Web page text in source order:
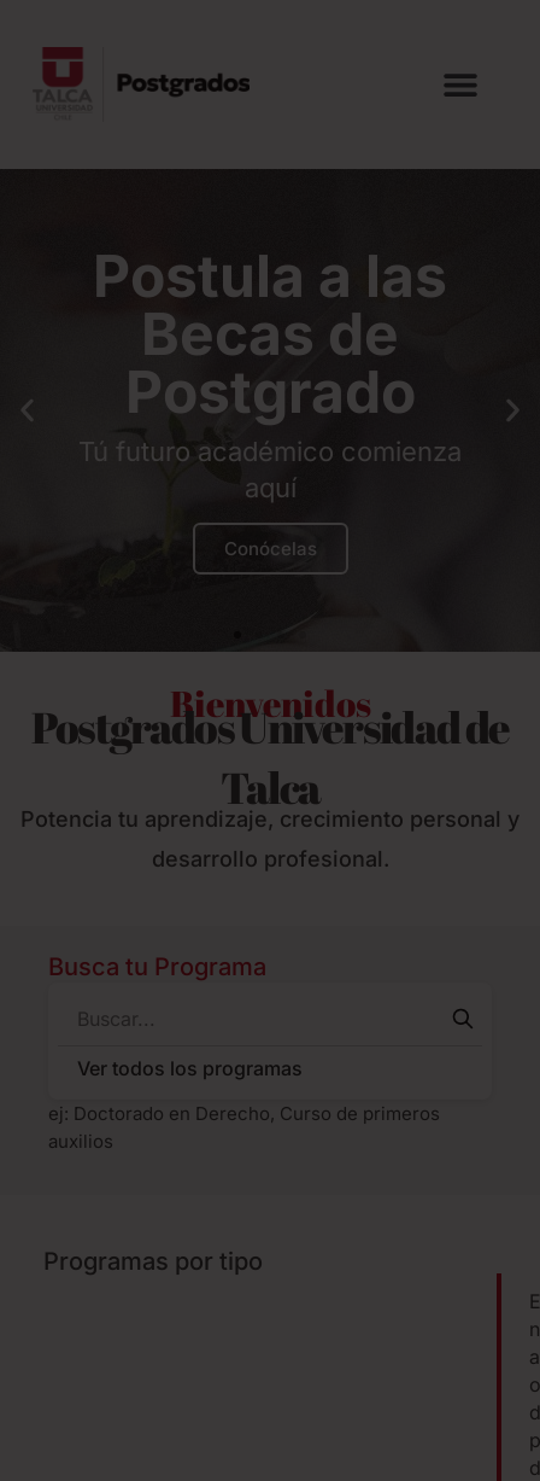
a las
de
académico comienza
Bienvenidos
Postgrados Universidad de
Talca
Potencia tu aprendizaje, crecimiento personal y
desarrollo profesional.
Busca tu Programa
Ver todos los programas
ej: Doctorado en Derecho, Curso de primeros
auxilios
Programas por tipo